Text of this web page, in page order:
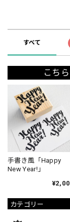
カテゴリー
すべて
こち
手書き風「Happy
New Year!」